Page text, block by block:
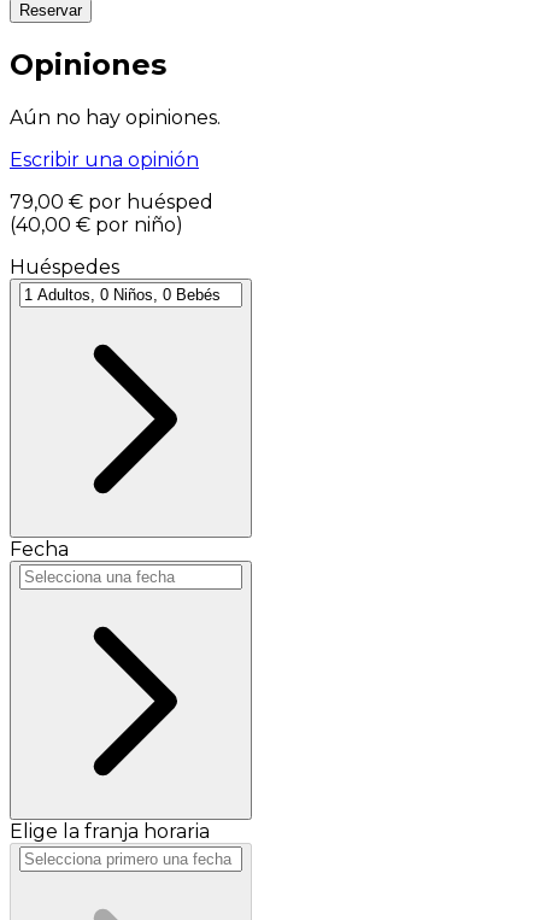
Reservar
Opiniones
Aún no hay opiniones.
Escribir una opinión
79,00 € por huésped
(40,00 € por niño)
Huéspedes
Fecha
Elige la franja horaria